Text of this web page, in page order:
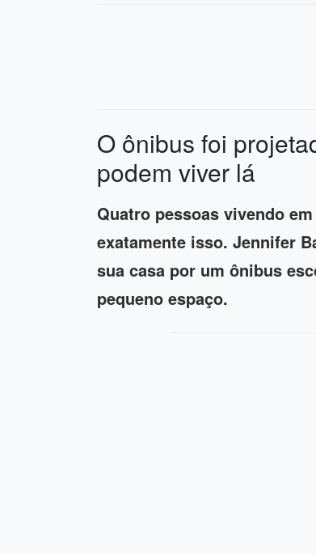
O ônibus foi
podem viver lá
Quatro pessoas vivendo
exatamente isso. Jennifer
sua casa por um ônibus
pequeno espaço.